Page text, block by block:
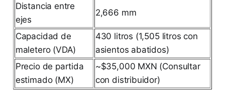
Distancia entre
ejes
2,666 mm
Capacidad de
maletero (VDA)
430 litros (1,505 litros con
asientos abatidos)
Precio de partida
estimado (MX)
~$35,000 MXN (Consultar
con distribuidor)